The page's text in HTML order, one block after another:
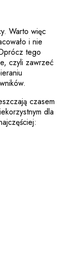
Warto więc
i nie
tego
czyli zawrzeć
czasem
dla